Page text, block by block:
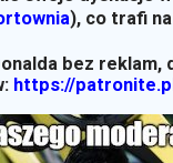
), co trafi
bez reklam,
https://